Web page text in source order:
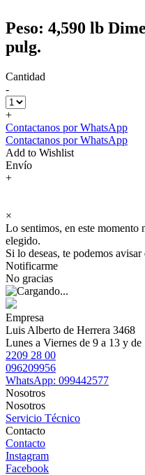
Peso: 4,590 lb
pulg.
Cantidad
-
+
Contactanos por WhatsApp
Contactanos por WhatsApp
Add to Wishlist
Envío
+
×
Lo sentimos, en este momento
elegido.
Si lo deseas, te podemos
Notificarme
No gracias
Empresa
Luis Alberto de Herrera 3468
Lunes a Viernes de 9 a 13 y de
2209 28 00
096209956
WhatsApp: 099442577
Nosotros
Nosotros
Servicio Técnico
Contacto
Contacto
Instagram
Facebook